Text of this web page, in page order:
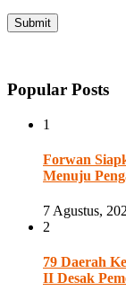
Popular Posts
1
Forwan
Menuju
7 Agustus,
2
79 Daerah
II Desak